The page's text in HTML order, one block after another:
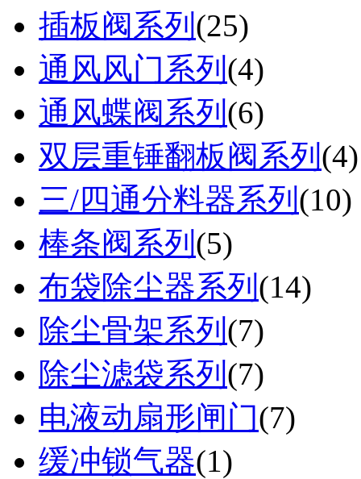
插板阀系列 (25)
通风风门系列 (4)
通风蝶阀系列 (6)
双层重锤翻板阀系列 (4)
三/四通分料器系列 (10)
棒条阀系列 (5)
布袋除尘器系列 (14)
除尘骨架系列 (7)
除尘滤袋系列 (7)
电液动扇形闸门(7)
缓冲锁气器(1)